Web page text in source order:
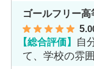
ゴールフリー高
5
【総合評価】 自
て、学校の雰